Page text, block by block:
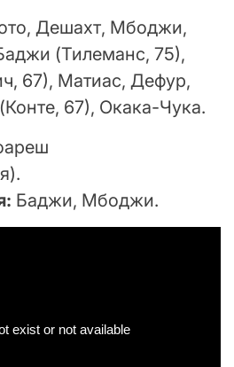
Дешахт, Мбоджи,
(Тилеманс, 75),
67), Матиас, Дефур,
67), Окака-Чука.
Баджи, Мбоджи.